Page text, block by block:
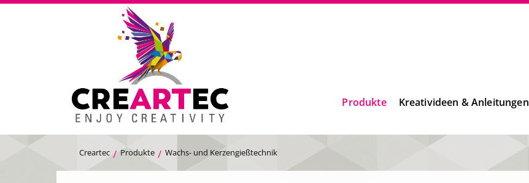
Produkte Kreativideen & Anleitungen
Creartec Produkte Wachs- und Kerzengießtechnik